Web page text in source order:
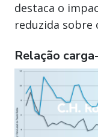
destaca o
reduzida sobre
Relação